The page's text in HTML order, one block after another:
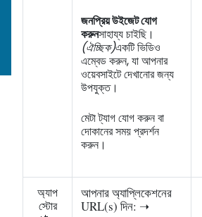
জনপ্রিয় উইজেট যোগ
করুনসাহায্য চাইছি।
(ঐচ্ছিক)একটি ভিডিও
এম্বেড করুন, যা আপনার
ওয়েবসাইটে দেখানোর জন্য
উপযুক্ত।
মেটা ট্যাগ যোগ করুন বা
দোকানের সময় প্রদর্শন
করুন।
অ্যাপ
স্টোর
আপনার অ্যাপ্লিকেশনের
URL(s) দিন: ➝